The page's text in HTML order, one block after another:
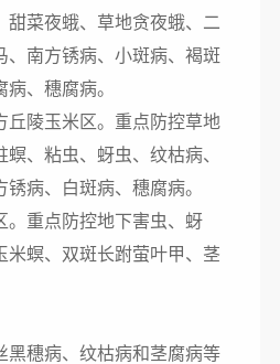
甜菜夜蛾、草地贪夜蛾、二
、南方锈病、小斑病、褐斑
、穗腐病。
陵玉米区。重点防控草地
、粘虫、蚜虫、纹枯病、
病、白斑病、穗腐病。
重点防控地下害虫、蚜
米螟、双斑长跗萤叶甲、茎
穗病、纹枯病和茎腐病等